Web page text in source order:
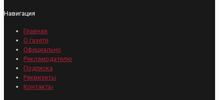
Навигация
Главная
О газете
Официально
Рекламодателю
Подписка
Реквизиты
Контакты